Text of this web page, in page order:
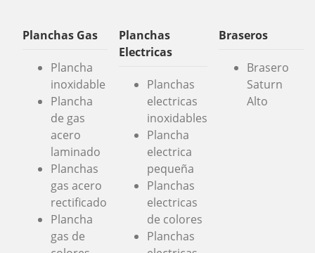
Planchas Gas
Plancha
inoxidable
Plancha
de gas
acero
laminado
Planchas
gas acero
rectificado
Plancha
gas de
Planchas
Electricas
Planchas
electricas
inoxidables
Plancha
electrica
pequeña
Planchas
electricas
de colores
Planchas
Braseros
Brasero
Saturn
Alto